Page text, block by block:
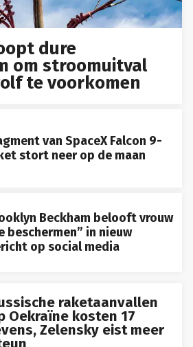
dure
om stroomuitval
te voorkomen
van SpaceX Falcon 9-
stort neer op de maan
Beckham belooft vrouw
beschermen” in nieuw
op social media
raketaanvallen
Oekraïne kosten 17
Zelensky eist meer